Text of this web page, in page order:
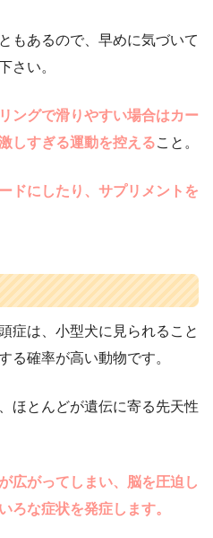
もあるので、早めに気づいて
さい。
ングで滑りやすい場合はカー
しすぎる運動を控えること。
ドにしたり、サプリメントを
症は、小型犬に見られること
る確率が高い動物です。
ほとんどが遺伝に寄る先天性
広がってしまい、脳を圧迫し
ろな症状を発症します。